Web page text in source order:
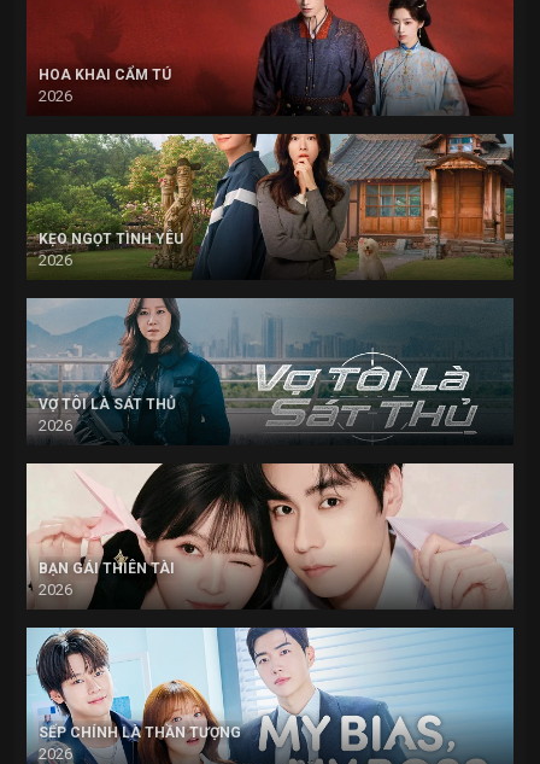
HOA KHAI CẨM TÚ
2026
KẸO NGỌT TÌNH YÊU
2026
VỢ TÔI LÀ SÁT THỦ
2026
BẠN GÁI THIÊN TÀI
2026
SẾP CHÍNH LÀ THẦN TƯỢNG
2026